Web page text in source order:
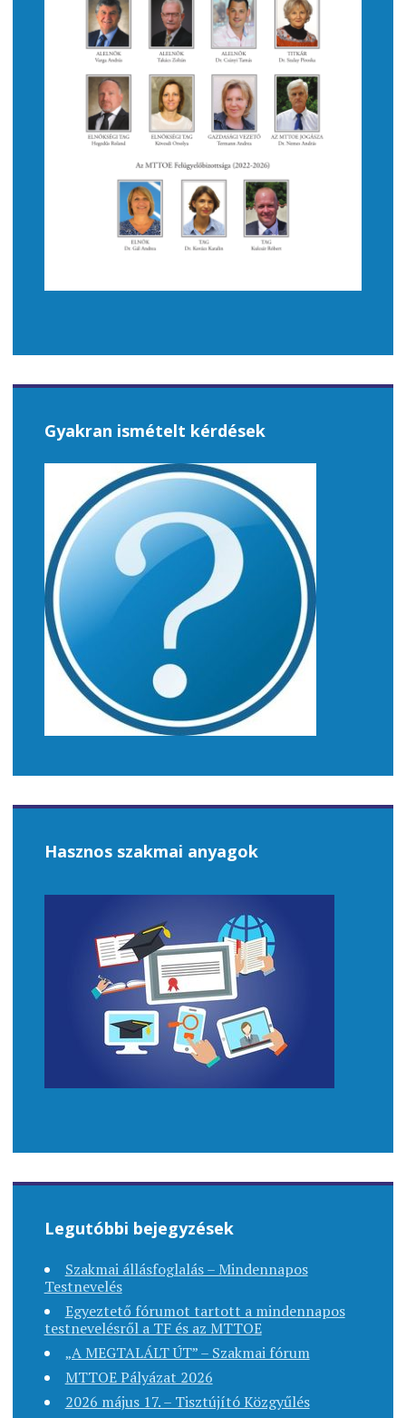
Gyakran ismételt kérdések
Hasznos szakmai anyagok
Legutóbbi bejegyzések
Szakmai állásfoglalás – Mindennapos
Testnevelés
Egyeztető fórumot tartott a mindennapos
testnevelésről a TF és az MTTOE
„A MEGTALÁLT ÚT” – Szakmai fórum
MTTOE Pályázat 2026
2026 május 17. – Tisztújító Közgyűlés